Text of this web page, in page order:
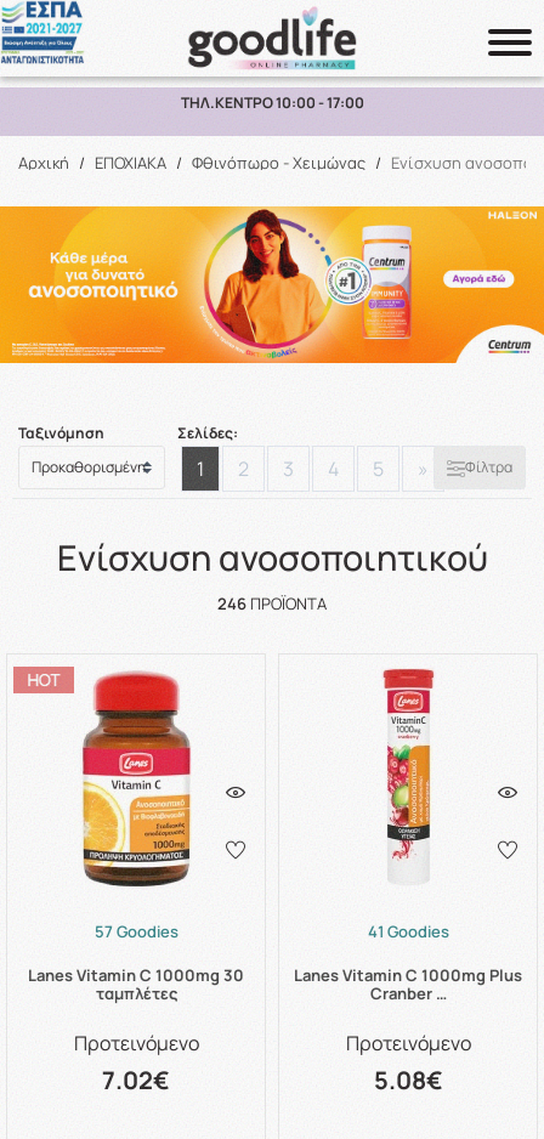
Αναζήτηση
ΔΩΡΕΑΝ ΜΕΤΑΦΟΡΙΚΑ ΑΝΩ ΤΩΝ 70€ ΕΩΣ 2KG ΣΕ ΕΛΛΑΔΑ
Αρχική / ΕΠΟΧΙΑΚΑ / Φθινόπωρο - Χειμώνας / Ενίσχυση
Ταξινόμηση Σελίδες:
1 2 3 4 5 » Φίλτρα
Ενίσχυση ανοσοποιητικού
246ΠΡΟΪΌΝΤΑ
57 Goodies
Lanes Vitamin C 1000mg 30
ταμπλέτες
Προτεινόμενο
7.02€
41 Goodies
Lanes Vitamin C 1000mg Plus
Cranber …
Προτεινόμενο
5.08€